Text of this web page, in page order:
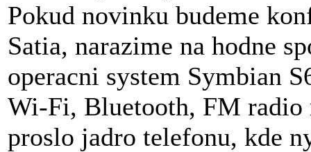
Pokud novinku budeme
Satia, narazime na hodne
operacni system Symbian
Wi-Fi, Bluetooth, FM radio
proslo jadro telefonu, kde